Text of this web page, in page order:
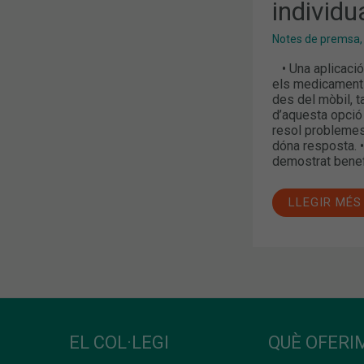
Notes de premsa,
• Una
els
des del mòbil,
d’aquesta
resol
dóna resposta.
demostrat
LLEGIR MÉS
EL COL·LEGI QUÈ